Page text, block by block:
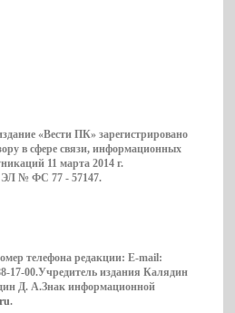
«Вести ПК» зарегистрировано
в сфере связи, информационных
11 марта 2014 г.
ЭЛ № ФС 77 - 57147.
телефона редакции: E-mail:
17-00.Учредитель издания Калядин
Д. А.Знак информационной
.